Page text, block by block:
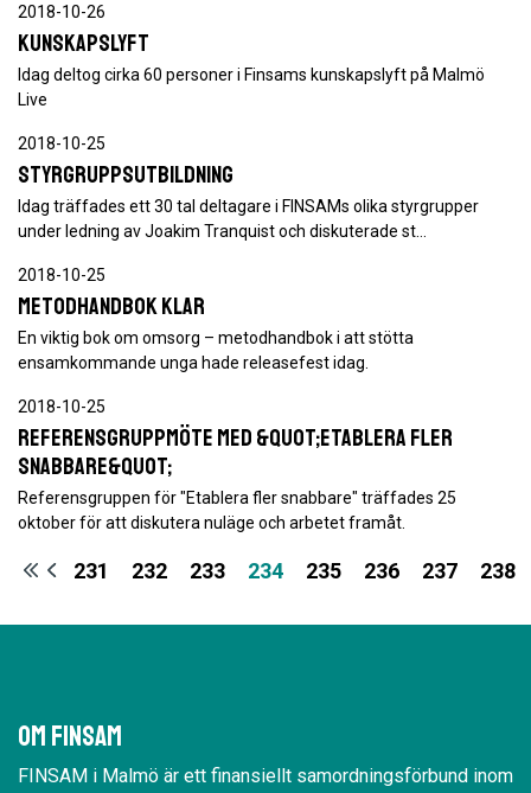
2018-10-26
Kunskapslyft
Idag deltog cirka 60 personer i Finsams kunskapslyft på Malmö
Live
2018-10-25
Styrgruppsutbildning
Idag träffades ett 30 tal deltagare i FINSAMs olika styrgrupper
under ledning av Joakim Tranquist och diskuterade st…
2018-10-25
Metodhandbok klar
En viktig bok om omsorg – metodhandbok i att stötta
ensamkommande unga hade releasefest idag.
2018-10-25
Referensgruppmöte med &quot;Etablera fler
snabbare&quot;
Referensgruppen för "Etablera fler snabbare" träffades 25
oktober för att diskutera nuläge och arbetet framåt.
231 232 233 234 235 236 237 238
Om Finsam
FINSAM i Malmö är ett finansiellt samordningsförbund inom